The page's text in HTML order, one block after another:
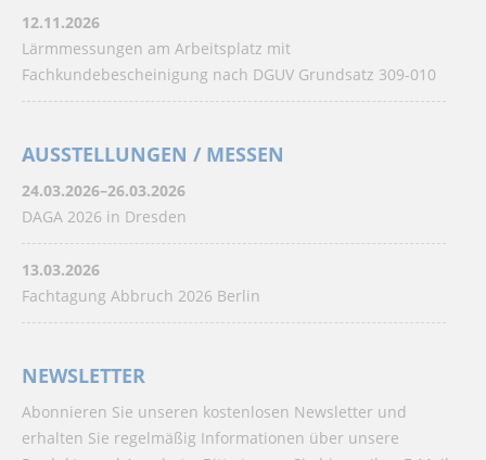
12.11.2026
Lärmmessungen am Arbeitsplatz mit
Fachkundebescheinigung nach DGUV Grundsatz 309-010
AUSSTELLUNGEN / MESSEN
24.03.2026–26.03.2026
DAGA 2026 in Dresden
13.03.2026
Fachtagung Abbruch 2026 Berlin
NEWSLETTER
Abonnieren Sie unseren kostenlosen Newsletter und
erhalten Sie regelmäßig Informationen über unsere